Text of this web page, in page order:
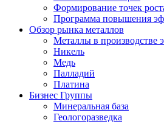
Формирование точек
Программа повышения
Обзор рынка металлов
Металлы в производстве
Никель
Медь
Палладий
Платина
Бизнес Группы
Минеральная база
Геологоразведка